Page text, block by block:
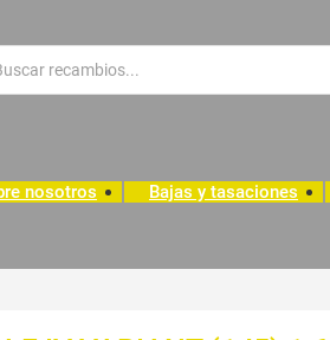
nosotros Bajas y tasaciones